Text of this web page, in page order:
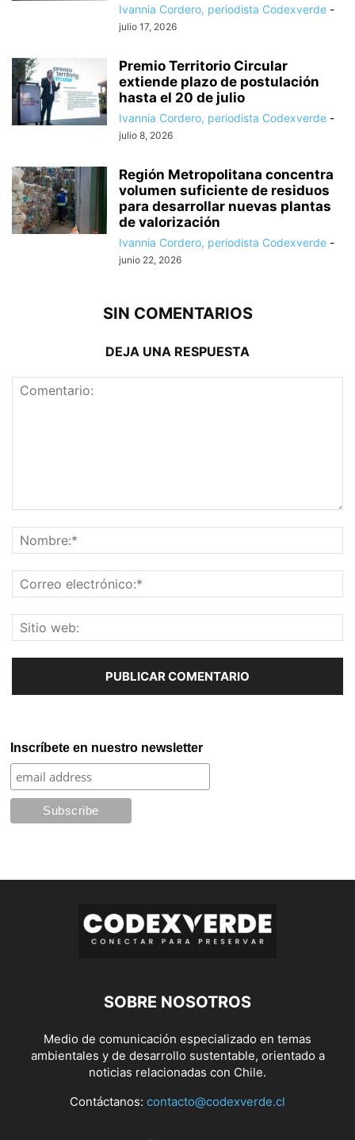
Ivannia Cordero, periodista Codexverde -
julio 17, 2026
Premio Territorio Circular
extiende plazo de postulación
hasta el 20 de julio
Ivannia Cordero, periodista Codexverde -
julio 8, 2026
Región Metropolitana concentra
volumen suficiente de residuos
para desarrollar nuevas plantas
de valorización
Ivannia Cordero, periodista Codexverde -
junio 22, 2026
SIN COMENTARIOS
DEJA UNA RESPUESTA
Inscríbete en nuestro newsletter
SOBRE NOSOTROS
Medio de comunicación especializado en temas
ambientales y de desarrollo sustentable, orientado a
noticias relacionadas con Chile.
Contáctanos: contacto@codexverde.cl